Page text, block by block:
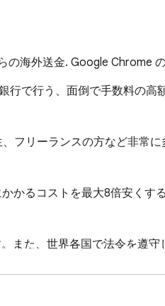
海外送金. Google Chrome
行で行う、面倒で手数料の
フリーランスの方など非常
かるコストを最大8倍安くす
また、世界各国で法令を遵